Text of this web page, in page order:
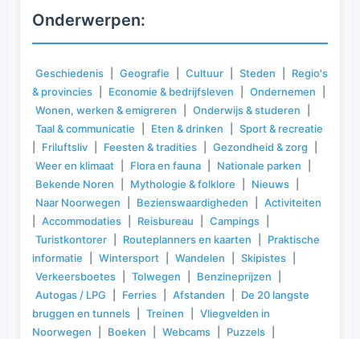
Onderwerpen:
Geschiedenis Geografie Cultuur Steden
Regio's
& provincies
Economie & bedrijfsleven Ondernemen
Wonen, werken & emigreren
Onderwijs & studeren
Taal & communicatie
Eten & drinken
Sport & recreatie
Friluftsliv Feesten & tradities Gezondheid & zorg
Weer en klimaat
Flora en fauna Nationale parken
Bekende Noren
Mythologie & folklore Nieuws
Naar Noorwegen
Bezienswaardigheden
Activiteiten
Accommodaties Reisbureau Campings
Turistkontorer
Routeplanners en kaarten
Praktische
informatie
Wintersport Wandelen Skipistes
Verkeersboetes
Tolwegen Benzineprijzen
Autogas / LPG
Ferries Afstanden
De 20 langste
bruggen en tunnels
Treinen
Vliegvelden in
Noorwegen
Boeken Webcams Puzzels